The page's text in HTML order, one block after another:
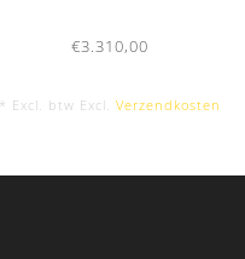
€3.310,00
* Excl. btw Excl. Verzendkosten